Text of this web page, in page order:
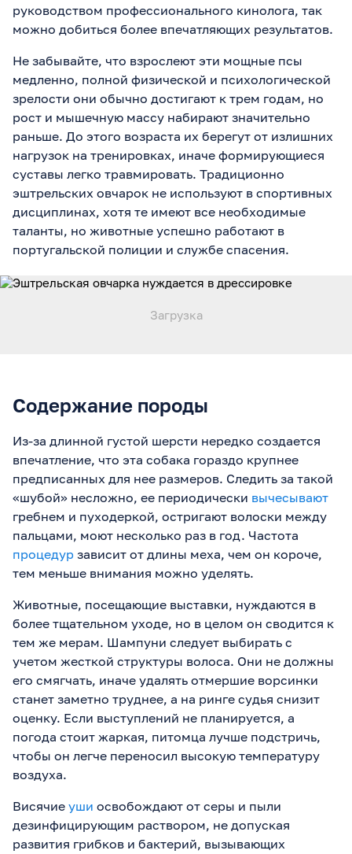
руководством профессионального кинолога, так
можно добиться более впечатляющих результатов.
Не забывайте, что взрослеют эти мощные псы
медленно, полной физической и психологической
зрелости они обычно достигают к трем годам, но
рост и мышечную массу набирают значительно
раньше. До этого возраста их берегут от излишних
нагрузок на тренировках, иначе формирующиеся
суставы легко травмировать. Традиционно
эштрельских овчарок не используют в спортивных
дисциплинах, хотя те имеют все необходимые
таланты, но животные успешно работают в
португальской полиции и службе спасения.
Содержание породы
Из-за длинной густой шерсти нередко создается
впечатление, что эта собака гораздо крупнее
предписанных для нее размеров. Следить за такой
«шубой» несложно, ее периодически вычесывают
гребнем и пуходеркой, остригают волоски между
пальцами, моют несколько раз в год. Частота
процедур зависит от длины меха, чем он короче,
тем меньше внимания можно уделять.
Животные, посещающие выставки, нуждаются в
более тщательном уходе, но в целом он сводится к
тем же мерам. Шампуни следует выбирать с
учетом жесткой структуры волоса. Они не должны
его смягчать, иначе удалять отмершие ворсинки
станет заметно труднее, а на ринге судья снизит
оценку. Если выступлений не планируется, а
погода стоит жаркая, питомца лучше подстричь,
чтобы он легче переносил высокую температуру
воздуха.
Висячие уши освобождают от серы и пыли
дезинфицирующим раствором, не допуская
развития грибков и бактерий, вызывающих